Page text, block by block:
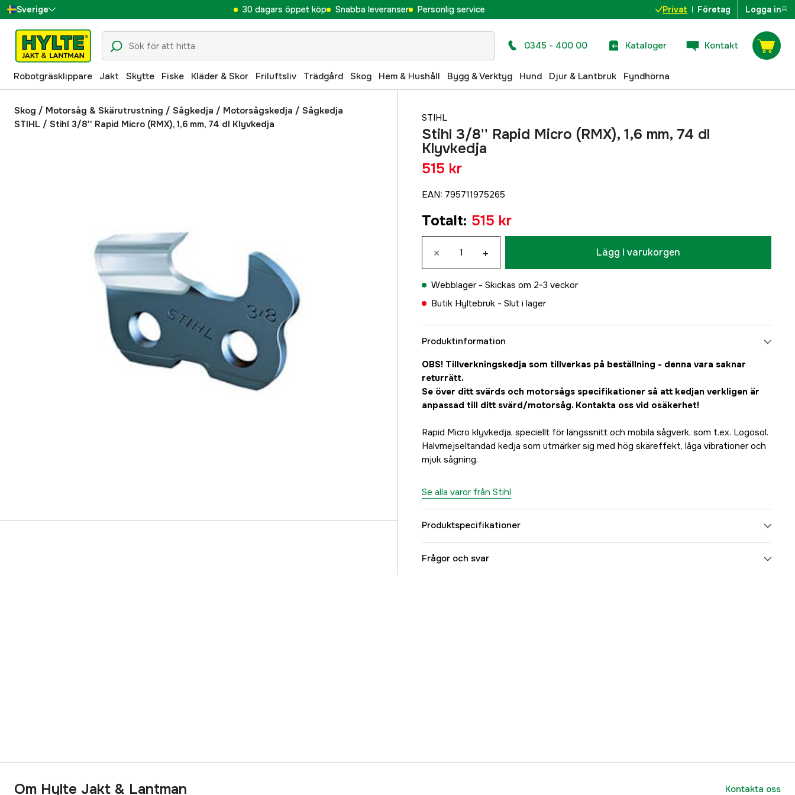
Sverige
Danmark
Suomi
Norge
Deutschland
30 dagars öppet köp Snabba leveranser Personlig service Privat Företag Logga in
0345 - 400 00 Kataloger Kontakt
Robotgräsklippare Jakt Skytte Fiske Kläder & Skor Friluftsliv Trädgård Skog Hem & Hushåll Bygg & Verktyg Hund Djur & Lantbruk Fyndhörna
Skog / Motorsåg & Skärutrustning / Sågkedja / Motorsågskedja / Sågkedja
STIHL / Stihl 3/8'' Rapid Micro (RMX), 1,6 mm, 74 dl Klyvkedja
STIHL
Stihl 3/8'' Rapid Micro (RMX), 1,6 mm, 74 dl
Klyvkedja
515 kr
EAN: 795711975265
Totalt: 515 kr
× + Lägg i varukorgen
Webblager - Skickas om 2-3 veckor
Butik Hyltebruk - Slut i lager
Produktinformation
OBS! Tillverkningskedja som tillverkas på beställning - denna vara saknar
returrätt.
Se över ditt svärds och motorsågs specifikationer så att kedjan verkligen är
anpassad till ditt svärd/motorsåg. Kontakta oss vid osäkerhet!
Rapid Micro klyvkedja, speciellt för längssnitt och mobila sågverk, som t.ex. Logosol.
Halvmejseltandad kedja som utmärker sig med hög skäreffekt, låga vibrationer och
mjuk sågning.
Se alla varor från Stihl
Produktspecifikationer
Kortnummer
Referensnummer 1000086300
Frågor och svar
Om Hylte Jakt & Lantman Kontakta oss